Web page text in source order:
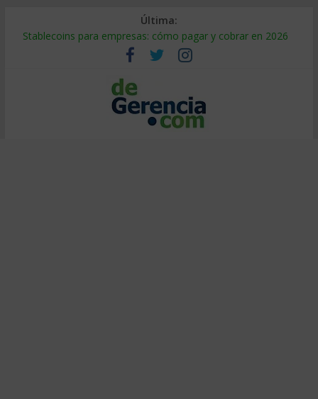
Última:
Stablecoins para empresas: cómo pagar y cobrar en 2026
Despido silencioso: qué es y por qué sale tan caro
IA en selección de personal: cómo auditarla a tiempo
Trabajo forzoso en la cadena de suministro: qué hacer
Mercado hispano de EE. UU.: cómo segmentarlo y venderle